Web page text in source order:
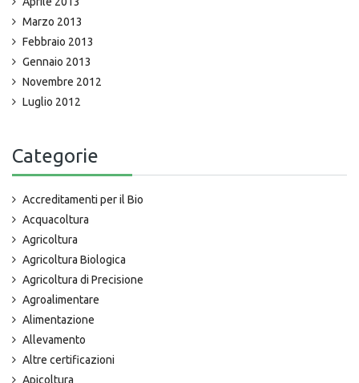
Marzo 2013
Febbraio 2013
Gennaio 2013
Novembre 2012
Luglio 2012
Categorie
Accreditamenti per il Bio
Acquacoltura
Agricoltura
Agricoltura Biologica
Agricoltura di Precisione
Agroalimentare
Alimentazione
Allevamento
Altre certificazioni
Apicoltura